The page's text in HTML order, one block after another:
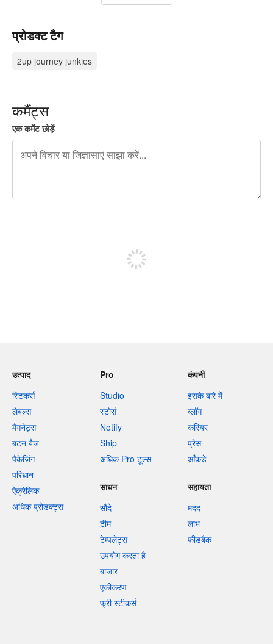
प्रोडक्ट टैग
2up journey junkies
कमैंट्स
एक कमेंट छोड़ें
उत्पाद
स्टिकर्स
लेबल्स
मैगनेट्स
बटन बैज
पैकेजिंग
परिधान
ऐक्रेलिक
अधिक प्रोडक्ट्स
Pro
Studio
स्टोर्स
Notify
Ship
अधिक Pro टूल्स
कंपनी
इसके बारे में
ब्लॉग
करियर
प्रेस
आँकड़े
साधन
सौदे
टीम
टेम्पलेट्स
उपयोग करता है
बाजार
एकीकरण
फ्री स्टीकर्स
सहायता
मदद
लाभ
फीडबैक